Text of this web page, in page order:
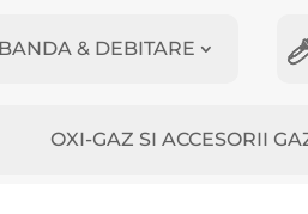
& DEBITARE
OXI-GAZ SI ACCESORII